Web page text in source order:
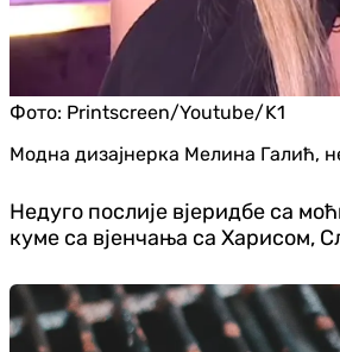
Фото: Printscreen/Youtube/K1
Модна дизајнерка Мелина Галић,
Недуго послије вјеридбе са
куме са вјенчања са Харисом,